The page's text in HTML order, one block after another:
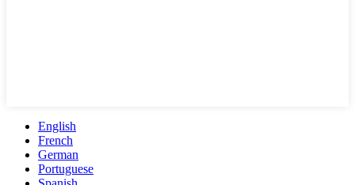
English
French
German
Portuguese